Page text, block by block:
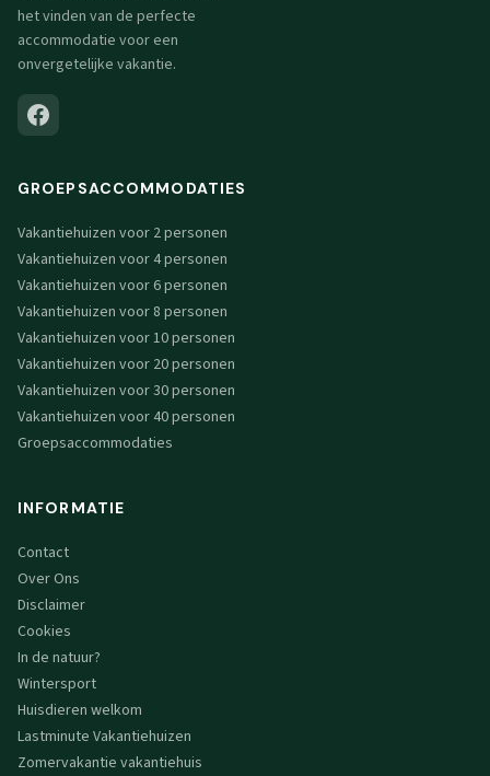
het vinden van de perfecte
accommodatie voor een
onvergetelijke vakantie.
GROEPSACCOMMODATIES
Vakantiehuizen voor 2 personen
Vakantiehuizen voor 4 personen
Vakantiehuizen voor 6 personen
Vakantiehuizen voor 8 personen
Vakantiehuizen voor 10 personen
Vakantiehuizen voor 20 personen
Vakantiehuizen voor 30 personen
Vakantiehuizen voor 40 personen
Groepsaccommodaties
INFORMATIE
Contact
Over Ons
Disclaimer
Cookies
In de natuur?
Wintersport
Huisdieren welkom
Lastminute Vakantiehuizen
Zomervakantie vakantiehuis